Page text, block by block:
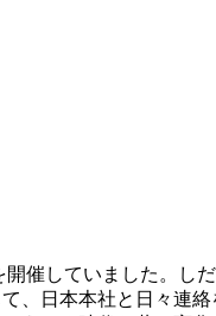
催していました。し
、日本本社と日々連